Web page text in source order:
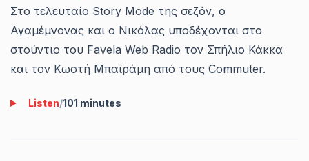
Στο τελευταίο Story Mode της σεζόν, ο
Αγαμέμνονας και ο Νικόλας υποδέχονται στο
στούντιο του Favela Web Radio τον Σπήλιο Κάκκα
και τον Κωστή Μπαϊράμη από τους Commuter.
Listen/101 minutes